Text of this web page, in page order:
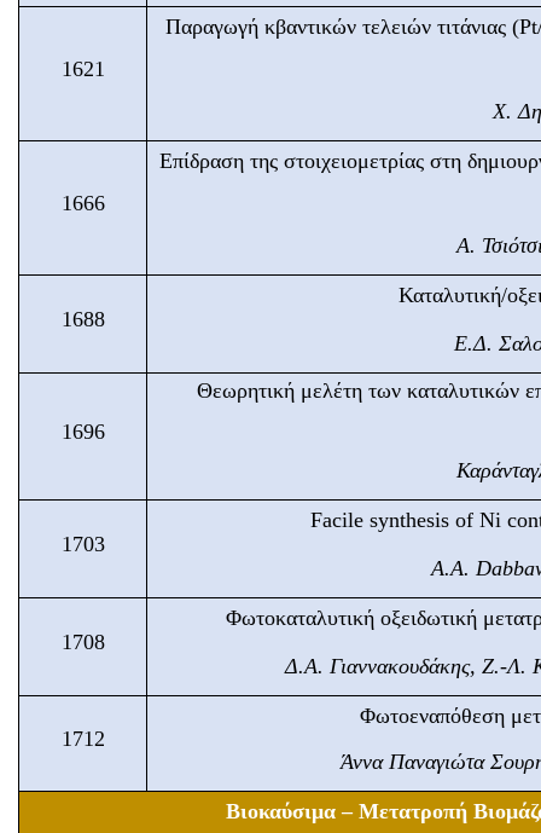
1621
Παραγωγή κβαντικών τελειών τιτάνιας
Χ.
1666
Επίδραση της στοιχειομετρίας στη
Α.
1688
Καταλυτική/
Ε.Δ.
1696
Θεωρητική μελέτη των καταλυτικών
1703
Facile synthesis of Ni
A.A.
1708
Φωτοκαταλυτική οξειδωτική
Δ.Α. Γιαννακουδάκης, Ζ.-Λ.
1712
Φωτοεναπόθεση
Άννα Παναγιώτα
Βιοκαύσιμα – Μετατροπή